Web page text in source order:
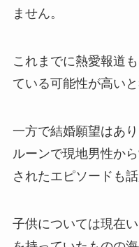
ません。
これまでに熱愛報道
ている可能性が高いと
一方で結婚願望はあ
ルーンで現地男性か
されたエピソードも話
子供については現在